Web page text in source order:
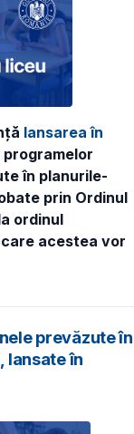
lansarea în
programelor
în planurile-
prin Ordinul
ordinul
acestea vor
prevăzute în
lansate în